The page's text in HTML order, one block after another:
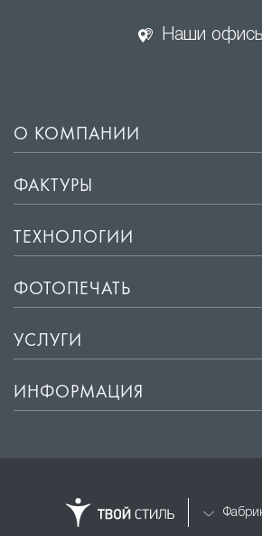
Наши
О КОМПАНИИ
ФАКТУРЫ
ТЕХНОЛОГИИ
ФОТОПЕЧАТЬ
УСЛУГИ
ИНФОРМАЦИЯ